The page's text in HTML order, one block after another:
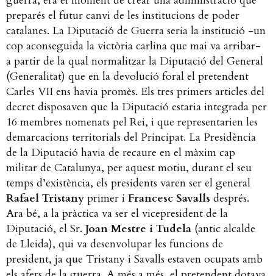
preparés el futur canvi de les institucions de poder
catalanes. La Diputació de Guerra seria la institució -un
cop aconseguida la victòria carlina que mai va arribar-
a partir de la qual normalitzar la Diputació del General
(Generalitat) que en la devolució foral el pretendent
Carles VII ens havia promès. Els tres primers articles del
decret disposaven que la Diputació estaria integrada per
16 membres nomenats pel Rei, i que representarien les
demarcacions territorials del Principat. La Presidència
de la Diputació havia de recaure en el màxim cap
militar de Catalunya, per aquest motiu, durant el seu
temps d’existència, els presidents varen ser el general
Rafael Tristany primer i Francesc Savalls després.
Ara bé, a la pràctica va ser el vicepresident de la
Diputació, el Sr. Joan Mestre i Tudela (antic alcalde
de Lleida), qui va desenvolupar les funcions de
president, ja que Tristany i Savalls estaven ocupats amb